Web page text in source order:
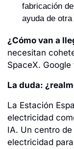
fabricación
ayuda de
¿Cómo van a
necesitan
SpaceX.
La duda:
La Estación
electricidad
IA. Un centro
electricidad